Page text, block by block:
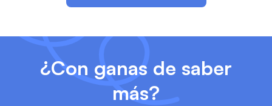
¿Con ganas de saber
más?